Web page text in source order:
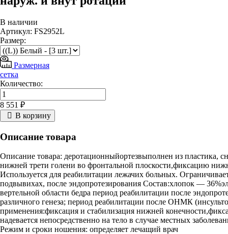
В наличии
Артикул: FS2952L
Размер:
Размерная
сетка
Количество:
8 551 ₽
В корзину
Описание товара
Описание товара: деротационныйортезвыполнен из пластика,
нижней трети голени во фронтальной плоскости,фиксацию
Используется для реабилитации лежачих больных.
подвывихах, после эндопротезирования Состав:хлопок —
вертельной области бедра период реабилитации после
различного генеза; период реабилитации после ОНМК
применения:фиксация и стабилизация нижней
надевается непосредственно на тело в случае местных
Режим и сроки ношения: определяет лечащий врач